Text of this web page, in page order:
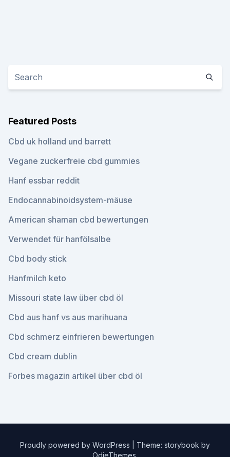
Featured Posts
Cbd uk holland und barrett
Vegane zuckerfreie cbd gummies
Hanf essbar reddit
Endocannabinoidsystem-mäuse
American shaman cbd bewertungen
Verwendet für hanfölsalbe
Cbd body stick
Hanfmilch keto
Missouri state law über cbd öl
Cbd aus hanf vs aus marihuana
Cbd schmerz einfrieren bewertungen
Cbd cream dublin
Forbes magazin artikel über cbd öl
Proudly powered by WordPress
Theme: storybook by
OdieThemes